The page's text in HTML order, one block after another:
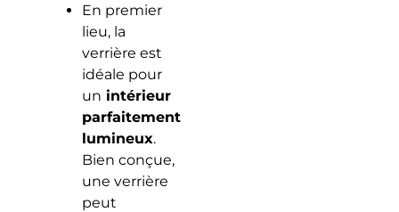
En premier
lieu, la
verrière est
idéale pour
un intérieur
parfaitement
lumineux.
Bien conçue,
une verrière
peut